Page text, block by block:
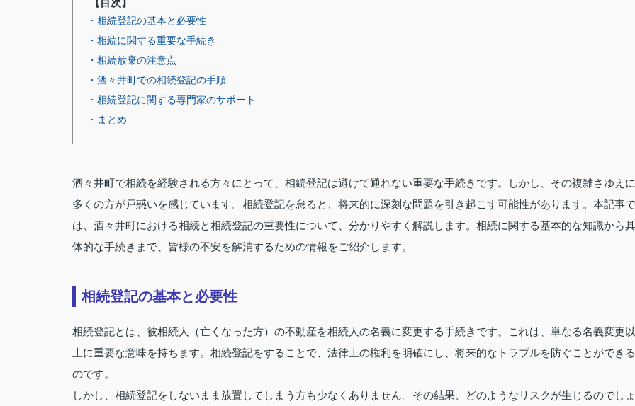
【目次】
・相続登記の基本と必要性
・相続に関する重要な手続き
・相続放棄の注意点
・酒々井町での相続登記の手順
・相続登記に関する専門家のサポート
・まとめ
酒々井町で相続を経験される方々にとって、相続登記は避けて通れない重要な手続きです。しかし、その複雑さゆえに
多くの方が戸惑いを感じています。相続登記を怠ると、将来的に深刻な問題を引き起こす可能性があります。本記事で
は、酒々井町における相続と相続登記の重要性について、分かりやすく解説します。相続に関する基本的な知識から具
体的な手続きまで、皆様の不安を解消するための情報をご紹介します。
相続登記の基本と必要性
相続登記とは、被相続人（亡くなった方）の不動産を相続人の名義に変更する手続きです。これは、単なる名義変更以
上に重要な意味を持ちます。相続登記をすることで、法律上の権利を明確にし、将来的なトラブルを防ぐことができる
のです。
しかし、相続登記をしないまま放置してしまう方も少なくありません。その結果、どのようなリスクが生じるのでしょ